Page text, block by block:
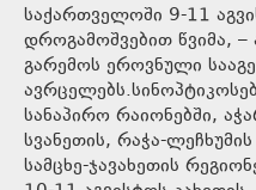
საქართველოში 9-11
დროგამოშვებით წვიმა, –
გარემოს ეროვნული
სანაპირო რაიონებში,
სვანეთის, რაჭა-
სამცხე-ჯავახეთის